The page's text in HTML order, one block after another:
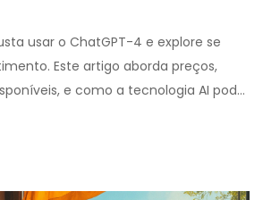
usar o ChatGPT-4 e explore se
Este artigo aborda preços,
e como a tecnologia AI pode
atividades diárias. Vamos desvendar
o serviço.